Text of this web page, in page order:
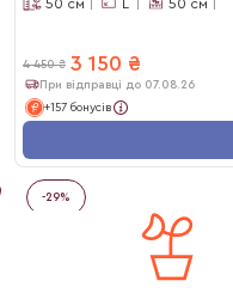
50 см L 50 см
4 450 ₴ 3 150 ₴
При відправці до 07.08.26
+157 бонусів
-29%